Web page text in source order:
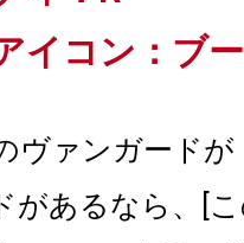
イコン：ブ
ヴァンガード
があるなら、[